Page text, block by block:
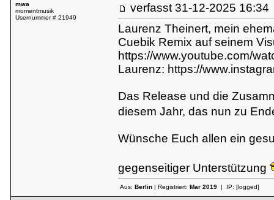
mwa
momentmusik
Usernummer # 21949
verfasst 31-12-2025
Laurenz Theinert, mein
Cuebik Remix auf seinem
https://www.youtube.com/
Laurenz: https://
Das Release und die
diesem Jahr, das nun zu
Wünsche Euch allen ein
gegenseitiger Unterstützung
Aus: Berlin| Registriert: Mar 2019| IP: [logged]